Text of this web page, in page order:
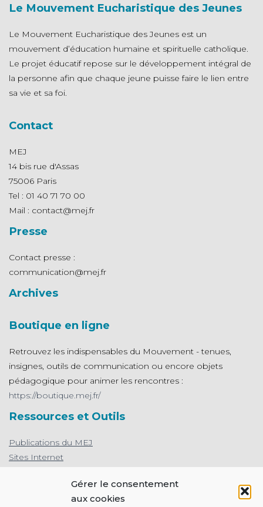
Gérer le consentement
aux cookies
Le Mouvement Eucharistique des Jeunes
Le Mouvement Eucharistique des Jeunes est un
mouvement d’éducation humaine et spirituelle catholique.
Le projet éducatif repose sur le développement intégral de
la personne afin que chaque jeune puisse faire le lien entre
sa vie et sa foi.
Contact
MEJ
14 bis rue d'Assas
75006 Paris
Tel : 01 40 71 70 00
Mail : contact@mej.fr
Presse
Contact presse :
communication@mej.fr
Archives
Boutique en ligne
Retrouvez les indispensables du Mouvement - tenues,
insignes, outils de communication ou encore objets
pédagogique pour animer les rencontres :
https://boutique.mej.fr/
Ressources et Outils
Publications du MEJ
Sites Internet
Protection des mineurs : le MEJ s’engage